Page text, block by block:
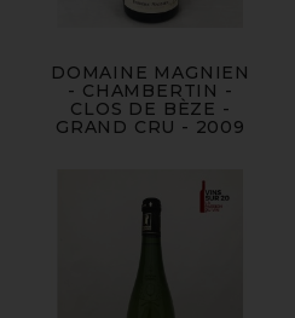
DOMAINE MAGNIEN
- CHAMBERTIN -
CLOS DE BÈZE -
GRAND CRU - 2009